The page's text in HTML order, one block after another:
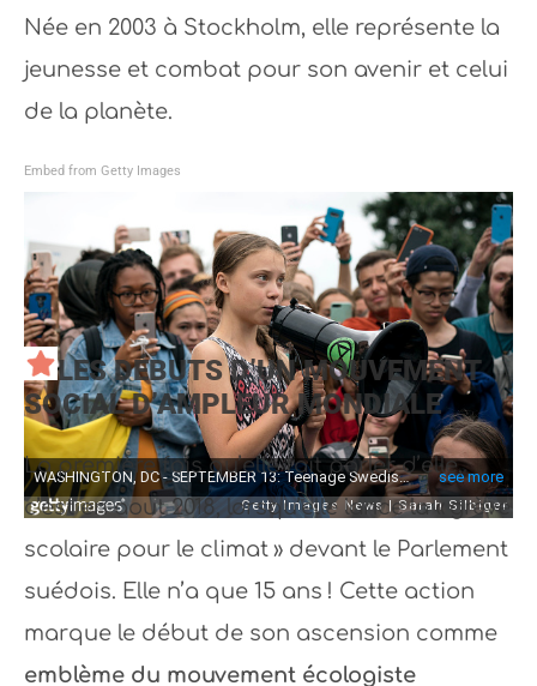
Née en 2003 à Stockholm, elle représente la
jeunesse et combat pour son avenir et celui
de la planète.
Embed from Getty Images
LES DÉBUTS D’UN MOUVEMENT
SOCIAL D’AMPLEUR MONDIALE
La première fois qu’elle fait parler d’elle,
c’est en aout 2018, lorsqu’elle lance la « grève
scolaire pour le climat » devant le Parlement
suédois. Elle n’a que 15 ans ! Cette action
marque le début de son ascension comme
emblème du mouvement écologiste